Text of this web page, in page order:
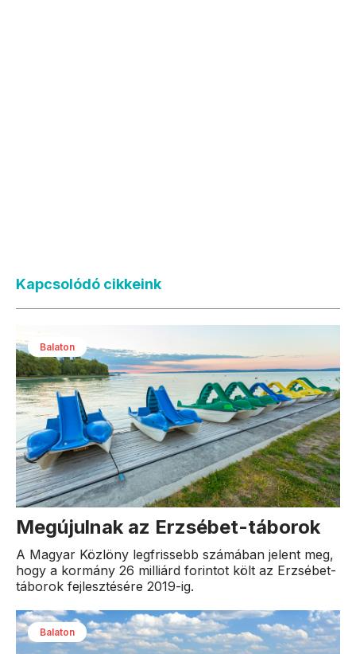
Kapcsolódó cikkeink
Balaton
Megújulnak az Erzsébet-táborok
A Magyar Közlöny legfrissebb számában jelent meg,
hogy a kormány 26 milliárd forintot költ az Erzsébet-
táborok fejlesztésére 2019-ig.
Balaton